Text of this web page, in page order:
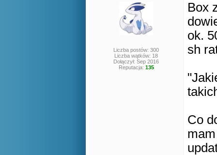
Liczba postów: 300
Liczba wątków: 18
Dołączył: Sep 2016
Reputacja: 135
Box
ok.
sh
Co